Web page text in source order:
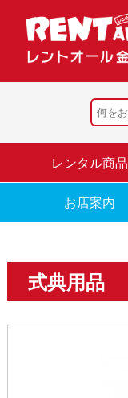
レンタル商品
お店案内
式典用品